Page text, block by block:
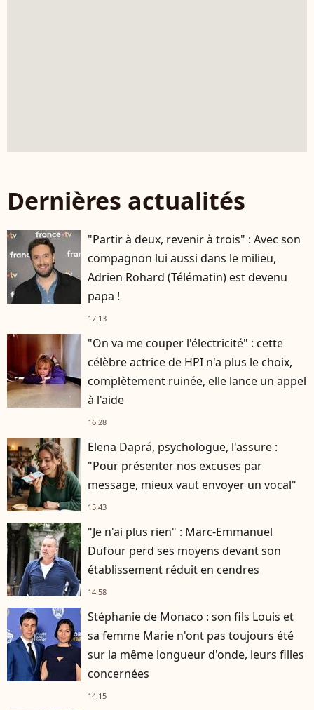
Dernières actualités
"Partir à deux, revenir à trois" : Avec son
compagnon lui aussi dans le milieu,
Adrien Rohard (Télématin) est devenu
papa !
17:13
"On va me couper l'électricité" : cette
célèbre actrice de HPI n'a plus le choix,
complètement ruinée, elle lance un appel
à l'aide
16:28
Elena Daprá, psychologue, l'assure :
"Pour présenter nos excuses par
message, mieux vaut envoyer un vocal"
15:43
"Je n'ai plus rien" : Marc-Emmanuel
Dufour perd ses moyens devant son
établissement réduit en cendres
14:58
Stéphanie de Monaco : son fils Louis et
sa femme Marie n'ont pas toujours été
sur la même longueur d'onde, leurs filles
concernées
14:15